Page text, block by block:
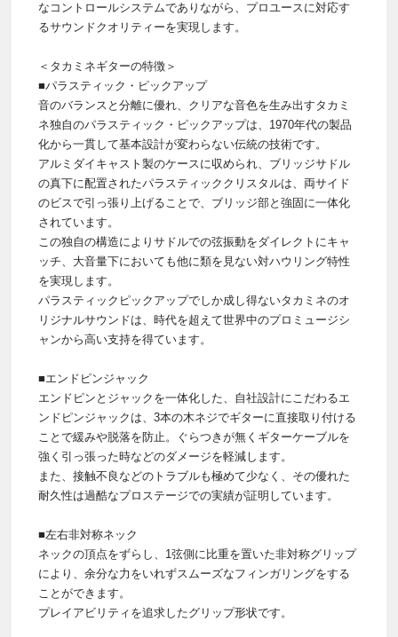
なコントロールシステムでありながら、プロユースに対応す
るサウンドクオリティーを実現します。
＜タカミネギターの特徴＞
■パラスティック・ピックアップ
音のバランスと分離に優れ、クリアな音色を生み出すタカミ
ネ独自のパラスティック・ピックアップは、1970年代の製品
化から一貫して基本設計が変わらない伝統の技術です。
アルミダイキャスト製のケースに収められ、ブリッジサドル
の真下に配置されたパラスティッククリスタルは、両サイド
のビスで引っ張り上げることで、ブリッジ部と強固に一体化
されています。
この独自の構造によりサドルでの弦振動をダイレクトにキャ
ッチ、大音量下においても他に類を見ない対ハウリング特性
を実現します。
パラスティックピックアップでしか成し得ないタカミネのオ
リジナルサウンドは、時代を超えて世界中のプロミュージシ
ャンから高い支持を得ています。
■エンドピンジャック
エンドピンとジャックを一体化した、自社設計にこだわるエ
ンドピンジャックは、3本の木ネジでギターに直接取り付ける
ことで緩みや脱落を防止。ぐらつきが無くギターケーブルを
強く引っ張った時などのダメージを軽減します。
また、接触不良などのトラブルも極めて少なく、その優れた
耐久性は過酷なプロステージでの実績が証明しています。
■左右非対称ネック
ネックの頂点をずらし、1弦側に比重を置いた非対称グリップ
により、余分な力をいれずスムーズなフィンガリングをする
ことができます。
プレイアビリティを追求したグリップ形状です。